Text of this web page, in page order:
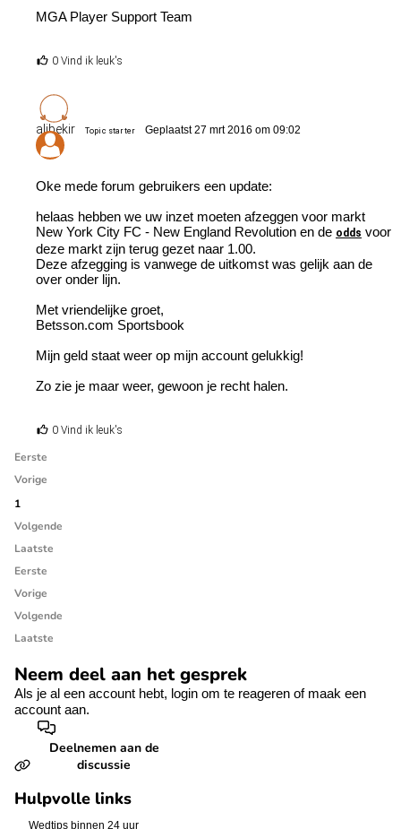
MGA Player Support Team
0 Vind ik leuk's
alibekir Topic starter Geplaatst 27 mrt 2016 om 09:02
Oke mede forum gebruikers een update:
helaas hebben we uw inzet moeten afzeggen voor markt
New York City FC - New England Revolution en de odds voor
deze markt zijn terug gezet naar 1.00.
Deze afzegging is vanwege de uitkomst was gelijk aan de
over onder lijn.
Met vriendelijke groet,
Betsson.com Sportsbook
Mijn geld staat weer op mijn account gelukkig!
Zo zie je maar weer, gewoon je recht halen.
0 Vind ik leuk's
Eerste
Vorige
1
Volgende
Laatste
Eerste
Vorige
Volgende
Laatste
Neem deel aan het gesprek
Als je al een account hebt, login om te reageren of maak een
account aan.
Deelnemen aan de
discussie
Hulpvolle links
Wedtips binnen 24 uur